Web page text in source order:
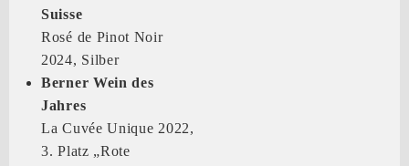
Suisse
Rosé de Pinot Noir
2024, Silber
Berner Wein des
Jahres
La Cuvée Unique 2022,
3. Platz „Rote